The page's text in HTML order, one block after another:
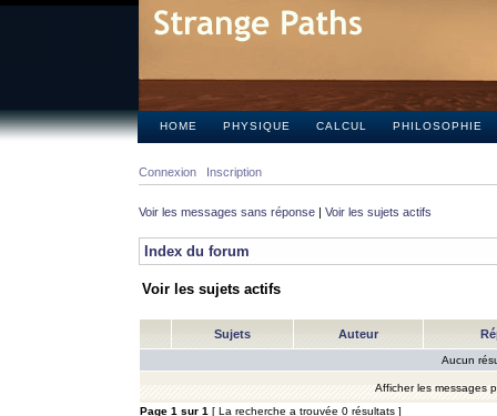
HOME PHYSIQUE CALCUL PHILOSOPHIE
Connexion Inscription
Voir les messages sans réponse | Voir les sujets actifs
Index du forum
Voir les sujets actifs
Sujets Auteur
Aucun
Afficher les messages
Page 1 sur 1 [ La recherche a trouvée 0 résultats ]